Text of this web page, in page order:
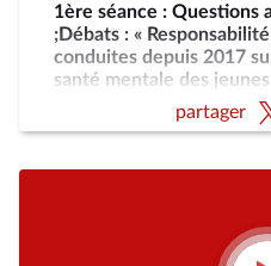
1ère séance : Questions
;Débats : «
conduites depuis 2017
santé mentale des
: quelle politiquepartager